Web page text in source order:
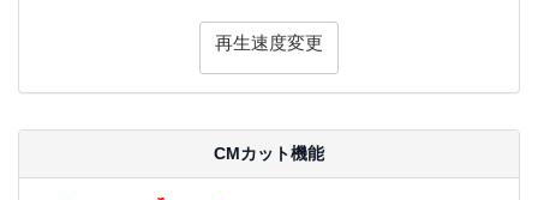
再生速度変更
CMカット機能